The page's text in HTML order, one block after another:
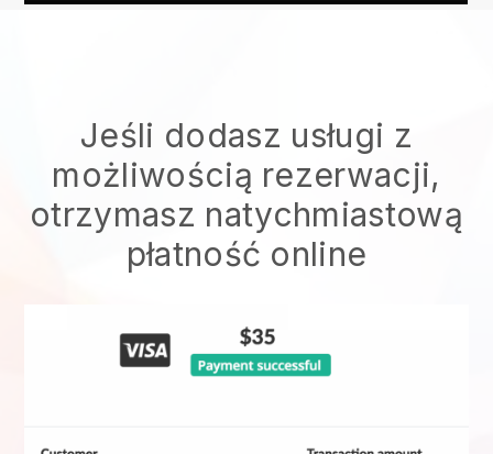
Jeśli dodasz usługi z
możliwością rezerwacji,
otrzymasz natychmiastową
płatność online